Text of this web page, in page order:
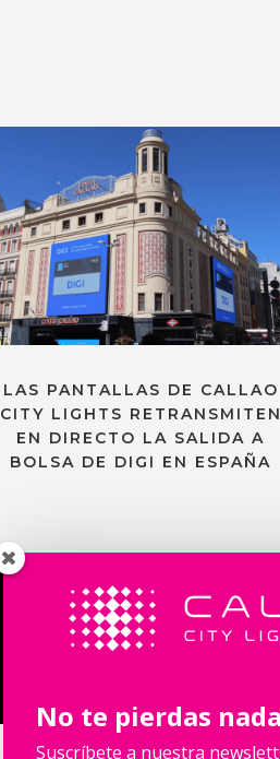
LAS PANTALLAS DE CALLAO
CITY LIGHTS RETRANSMITEN
EN DIRECTO LA SALIDA A
BOLSA DE DIGI EN ESPAÑA
No te pierdas
Suscríbete a nuestra